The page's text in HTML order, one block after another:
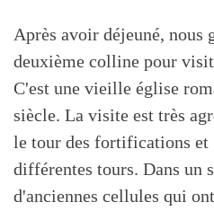
Après avoir déjeuné, nous
deuxième colline pour
C'est une vieille église
siècle. La visite est très
le tour des fortifications et
différentes tours. Dans un
d'anciennes cellules qui